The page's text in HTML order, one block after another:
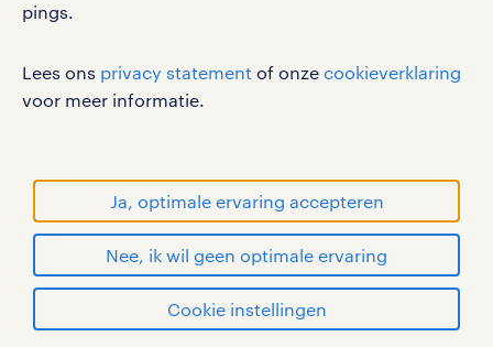
pings.
Lees ons privacy statement of onze cookieverklaring
voor meer informatie.
Ja, optimale ervaring accepteren
Nee, ik wil geen optimale ervaring
Cookie instellingen
cookies
handelsmerken van Randstad N.V.
© Randstad 2026